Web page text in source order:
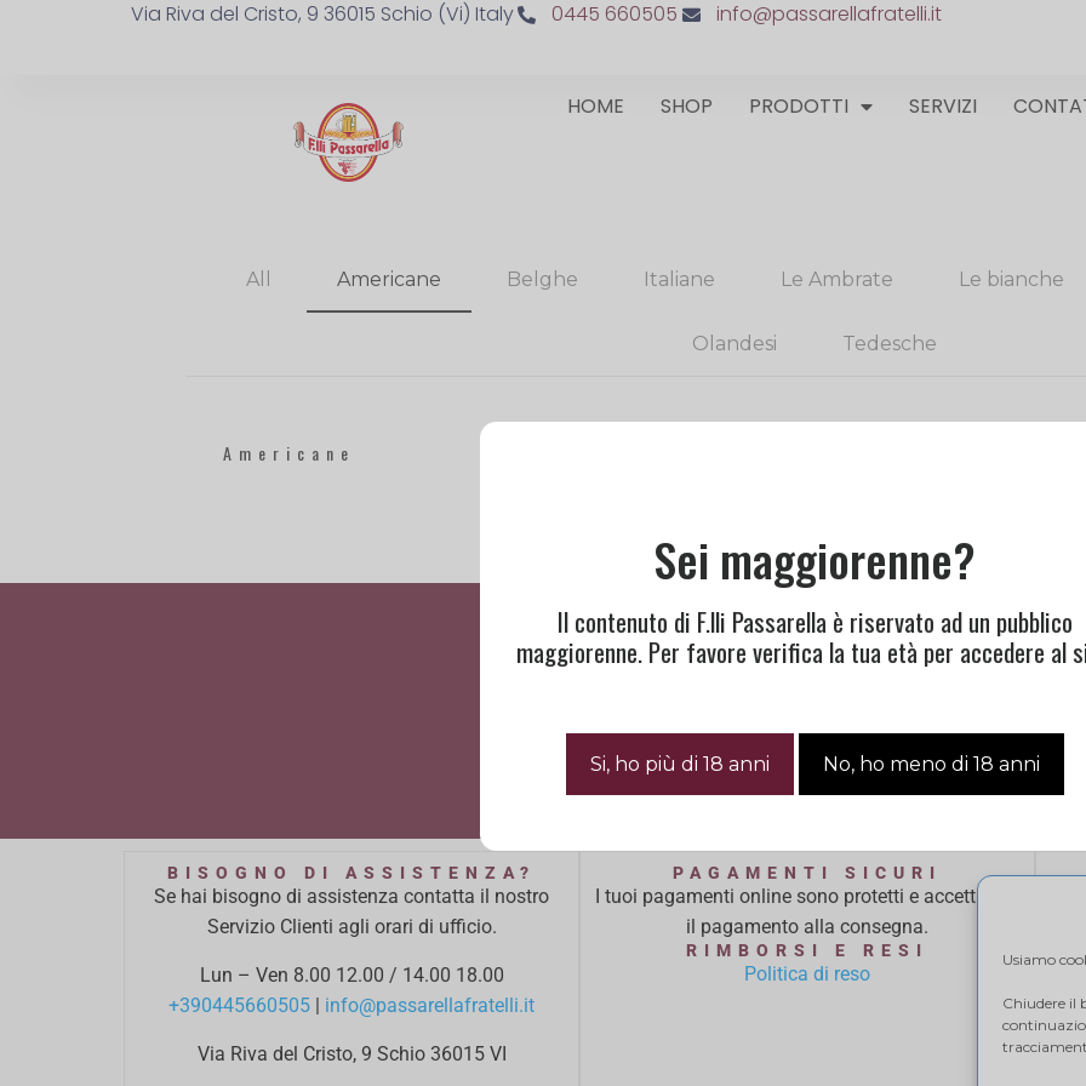
Usiamo
Chiudere il
Via Riva del Cristo, 9 36015 Schio (Vi) Italy 0445 660505 info@passarellafratelli.it
HOME SHOP PRODOTTI SERVIZI
All Americane Belghe Italiane Le Ambrate Le bianche
Olandesi Tedesche
Americane
Cosa Dicono Di Noi
BISOGNO DI ASSISTENZA?
Se hai bisogno di assistenza contatta il nostro
Servizio Clienti agli orari di ufficio.
Lun – Ven 8.00 12.00 / 14.00 18.00
+390445660505 | info@passarellafratelli.it
Via Riva del Cristo, 9 Schio 36015 VI
PAGAMENTI SICURI
I tuoi pagamenti online sono protetti e accettiamo
il pagamento alla consegna.
RIMBORSI E RESI
Politica di reso
Sei maggiorenne?
Il contenuto di F.lli Passarella è riservato ad un pubblico
maggiorenne. Per favore verifica la tua età per accedere al